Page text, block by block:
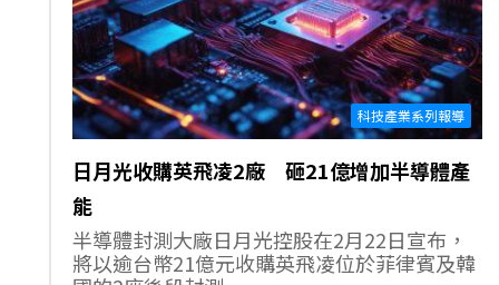
科技產業系列報導
日月光收購英飛凌2廠 砸21億增加半導體產
能
半導體封測大廠日月光控股在2月22日宣布，
將以逾台幣21億元收購英飛凌位於菲律賓及韓